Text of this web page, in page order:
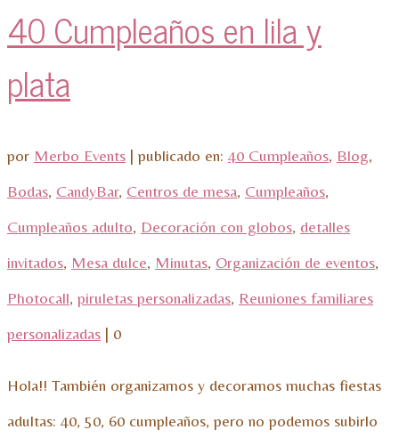
40 Cumpleaños en lila y
plata
por Merbo Events | publicado en: 40 Cumpleaños, Blog,
Bodas, CandyBar, Centros de mesa, Cumpleaños,
Cumpleaños adulto, Decoración con globos, detalles
invitados, Mesa dulce, Minutas, Organización de eventos,
Photocall, piruletas personalizadas, Reuniones familiares
personalizadas | 0
Hola!! También organizamos y decoramos muchas fiestas
adultas: 40, 50, 60 cumpleaños, pero no podemos subirlo